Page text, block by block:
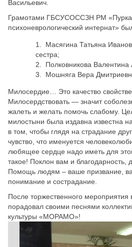
Васильевич.
Грамотами ГБСУСОССЗН РМ
психоневрологический интернат»
Масягина Татьяна
сестра;
Полковникова Валентина
Мошняга Вера
Милосердие… Это качество
Милосердствовать — значит
жалеть и желать помочь слабому.
милостыни была издавна известна
в том, чтобы глядя на страдание
чувство, что именуется
любящее сердце надо иметь для
такое! Поклон вам и благодарность,
Помощь людям – ваше призвание,
понимание и сострадание.
После торжественного мероприятия
порадовал своими песнями
культуры «МОРАМО»!